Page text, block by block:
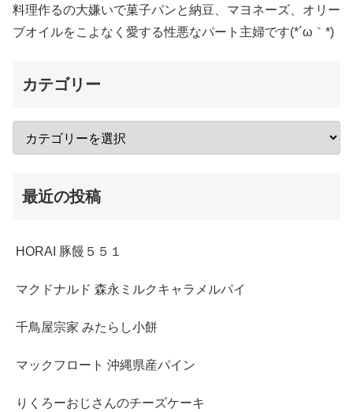
料理作るの大嫌いで菓子パンと納豆、マヨネーズ、オリー
ブオイルをこよなく愛する性悪なパート主婦です(*´ω｀*)
カテゴリー
最近の投稿
HORAI 豚饅５５１
マクドナルド 森永ミルクキャラメルパイ
千鳥屋宗家 みたらし小餅
マックフロート 沖縄県産パイン
りくろーおじさんのチーズケーキ